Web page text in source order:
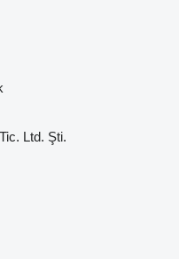
Ltd. Şti.